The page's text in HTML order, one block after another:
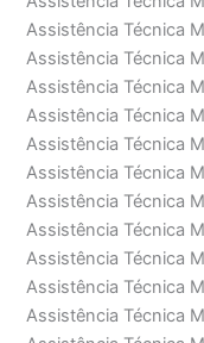
Assistência Técnica
Assistência Técnica
Assistência Técnica
Assistência Técnica
Assistência Técnica
Assistência Técnica
Assistência Técnica
Assistência Técnica
Assistência Técnica
Assistência Técnica
Assistência Técnica